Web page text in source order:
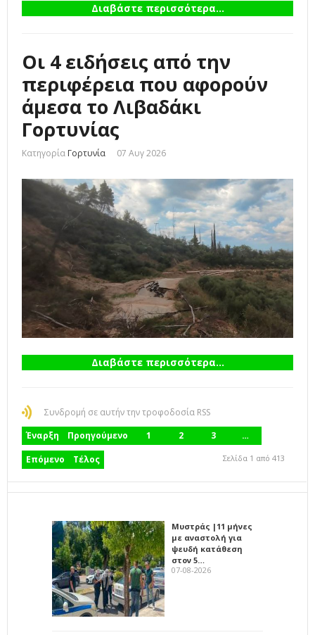
Διαβάστε περισσότερα...
Οι 4 ειδήσεις από την
περιφέρεια που αφορούν
άμεσα το Λιβαδάκι
Γορτυνίας
Κατηγορία Γορτυνία 07 Αυγ 2026
Διαβάστε περισσότερα...
Συνδρομή σε αυτήν την τροφοδοσία RSS
Έναρξη
Προηγούμενο 1 2 3
…
Επόμενο
Τέλος Σελίδα 1 από 413
Μυστράς |11 μήνες
με αναστολή για
ψευδή κατάθεση
στον 5…
07-08-2026